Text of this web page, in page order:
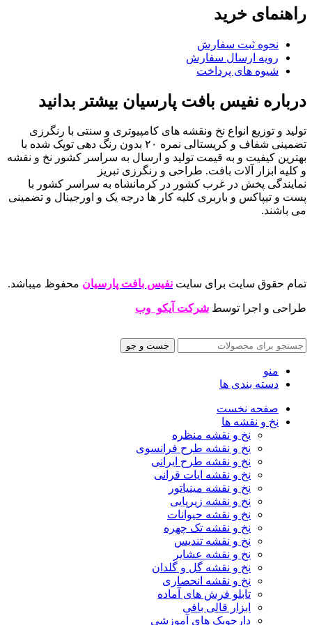
راهنمای خرید
نحوه ثبت سفارش
رویه ارسال سفارش
شیوه های پرداخت
درباره نفیس بافت پارسیان بیشتر بدانید
تولید و توزیع انواع نخ ونقشه های کامپیوتری و سنتی با رنگرزی
تضمینی شفاف و کریستالی نمره ۲۰ بدون رنگ دهی توپک شده با
بهترین کیفیت و به قیمت تولید و ارسال به سراسر کشور نخ و نقشه
و کلیه ابزار آلات بافت. طراحی و رنگرزی تبریز
نمایندگی پخش در غرب کشور در کرمانشاه به سراسر کشور با
پست و تیپاکس و باربری کلیه کار ها درجه یک و اورجینال و تضمینی
می باشند.
تمام حقوق سایت برای سایت نفیس بافت پارسیان محفوظ میباشد.
طراحی و اجرا توسط شرکت آیکو وب
جست و جو
منو
دسته بندی ها
صفحه نخست
نخ و نقشه ها
نخ و نقشه منظره
نخ و نقشه طرح فرانسوی
نخ و نقشه طرح ایرانی
نخ و نقشه ایات قرانی
نخ و نقشه مینیاتور
نخ و نقشه زیرپایی
نخ و نقشه حیوانات
نخ و نقشه تک چهره
نخ و نقشه تندیس
نخ و نقشه عشایر
نخ و نقشه گل و گلدان
نخ و نقشه انحصاری
تابلو فرش های آماده
ابزار قالی بافی
دارچوبک های آموزشی